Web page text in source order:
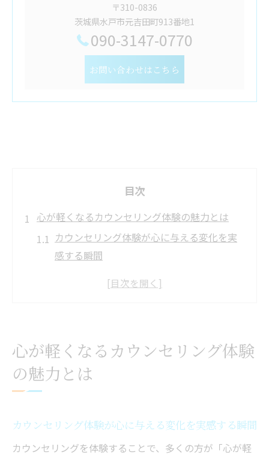
〒310-0836
茨城県水戸市元吉田町913番地1
090-3147-0770
お問い合わせはこちら
目次
心が軽くなるカウンセリング体験の魅力とは
カウンセリング体験が心に与える変化を実
感する瞬間
茨城県で安心できるカウンセリングの特徴
カウンセリングがストレス解消へ導く理由
自分らしさを取り戻すカウンセリングの魅
カウンセリングで安心感を得られるサポー
ト体制
心が軽くなるカウンセリング体験
の魅力とは
カウンセリング体験が心に与える変化を実感する瞬間
カウンセリングを体験することで、多くの方が「心が軽